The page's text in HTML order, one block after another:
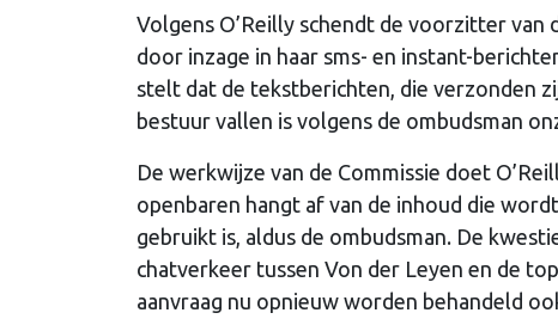
Volgens O’Reilly schendt de voorzitter van
door inzage in haar sms- en instant-
stelt dat de tekstberichten, die verzonden
bestuur vallen is volgens de ombudsman
De werkwijze van de Commissie doet
openbaren hangt af van de inhoud die
gebruikt is, aldus de ombudsman. De
chatverkeer tussen Von der Leyen en de
aanvraag nu opnieuw worden behandeld